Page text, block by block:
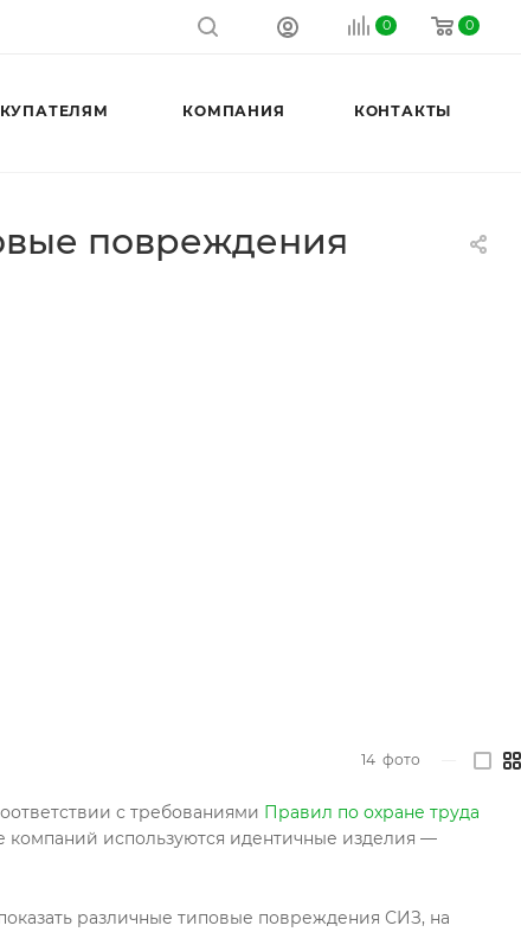
0 0
КОМПАНИЯ КОНТАКТЫ
повреждения
с требованиями Правил по охране труда
компаний используются идентичные изделия —
различные типовые повреждения СИЗ, на
14 фото